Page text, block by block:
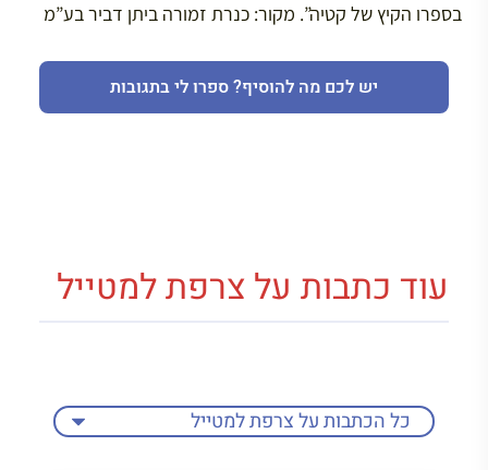
בספרו הקיץ של קטיה”. מקור: כנרת זמורה ביתן דביר בע”מ
יש לכם מה להוסיף? ספרו לי בתגובות
עוד כתבות על צרפת למטייל